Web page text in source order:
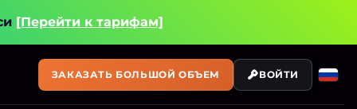
[Перейти к тарифам]
ЗАКАЗАТЬ БОЛЬШОЙ ОБЪЕМ ВОЙТИ